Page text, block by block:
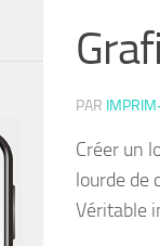
PAR
Créer un
lourde de
Véritable